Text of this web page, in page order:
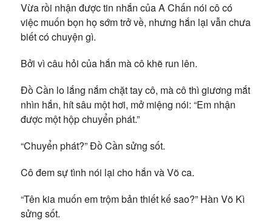
Vừa rồi nhận được tin nhắn của A Chấn nói cô có
việc muốn bọn họ sớm trở về, nhưng hắn lại vẫn chưa
biết có chuyện gì.
Bởi vì câu hỏi của hắn mà cô khẽ run lên.
Đồ Cần lo lắng nắm chặt tay cô, mà cô thì giương mắt
nhìn hắn, hít sâu một hơi, mở miệng nói: “Em nhận
được một hộp chuyển phát.”
“Chuyển phát?” Đồ Cần sửng sốt.
Cô đem sự tình nói lại cho hắn và Võ ca.
“Tên kia muốn em trộm bản thiết kế sao?” Hàn Võ Kì
sửng sốt.